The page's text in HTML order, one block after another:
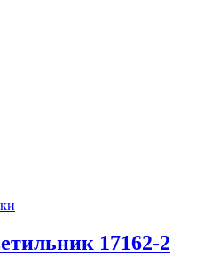
17162-2